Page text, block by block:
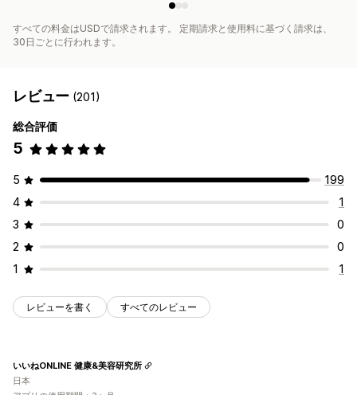
すべての料金はUSDで請求されます。 定期請求と使用料に基づく請求は、
30日ごとに行われます。
レビュー (201)
総合評価
5
5
199
4
1
3
0
2
0
1
1
レビューを書く すべてのレビュー
いいねONLINE 健康&美容研究所
日本